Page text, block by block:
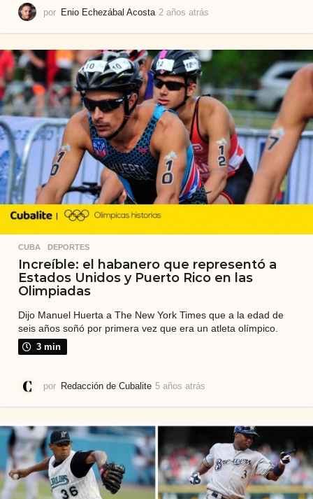
por Enio Echezábal Acosta 2 años atrás
o
t
r
á
s
CUBA ,DEPORTES
Increíble: el habanero que representó a
Estados Unidos y Puerto Rico en las
Olimpiadas
Dijo Manuel Huerta a The New York Times que a la edad de
seis años soñó por primera vez que era un atleta olímpico.
3 min
por Redacción de Cubalite 5 años atrás
o
a
t
r
á